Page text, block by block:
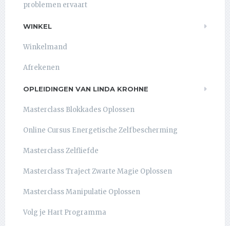
problemen ervaart
WINKEL
Winkelmand
Afrekenen
OPLEIDINGEN VAN LINDA KROHNE
Masterclass Blokkades Oplossen
Online Cursus Energetische Zelfbescherming
Masterclass Zelfliefde
Masterclass Traject Zwarte Magie Oplossen
Masterclass Manipulatie Oplossen
Volg je Hart Programma